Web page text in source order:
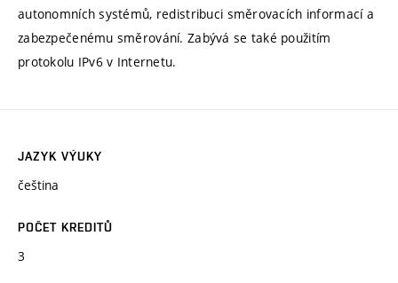
autonomních systémů, redistribuci směrovacích informací a
zabezpečenému směrování. Zabývá se také použitím
protokolu IPv6 v Internetu.
JAZYK VÝUKY
čeština
POČET KREDITŮ
3